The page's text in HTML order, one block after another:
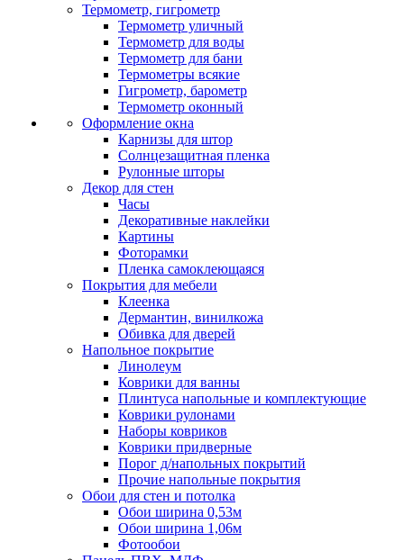
Термометр, гигрометр
Термометр уличный
Термометр для воды
Термометр для бани
Термометры всякие
Гигрометр, барометр
Термометр оконный
Оформление окна
Карнизы для штор
Солнцезащитная пленка
Рулонные шторы
Декор для стен
Часы
Декоративные наклейки
Картины
Фоторамки
Пленка самоклеющаяся
Покрытия для мебели
Клеенка
Дермантин, винилкожа
Обивка для дверей
Напольное покрытие
Линолеум
Коврики для ванны
Плинтуса напольные и комплектующие
Коврики рулонами
Наборы ковриков
Коврики придверные
Порог д/напольных покрытий
Прочие напольные покрытия
Обои для стен и потолка
Обои ширина 0,53м
Обои ширина 1,06м
Фотообои